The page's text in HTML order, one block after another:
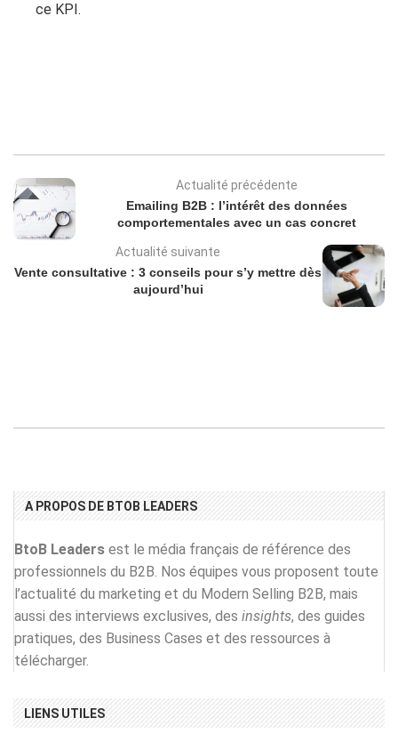
ce KPI.
Actualité précédente
Emailing B2B : l’intérêt des données
comportementales avec un cas concret
Actualité suivante
Vente consultative : 3 conseils pour s’y mettre dès
aujourd’hui
A PROPOS DE BTOB LEADERS
BtoB Leaders est le média français de référence des
professionnels du B2B. Nos équipes vous proposent toute
l’actualité du marketing et du Modern Selling B2B, mais
aussi des interviews exclusives, des insights, des guides
pratiques, des Business Cases et des ressources à
télécharger.
LIENS UTILES